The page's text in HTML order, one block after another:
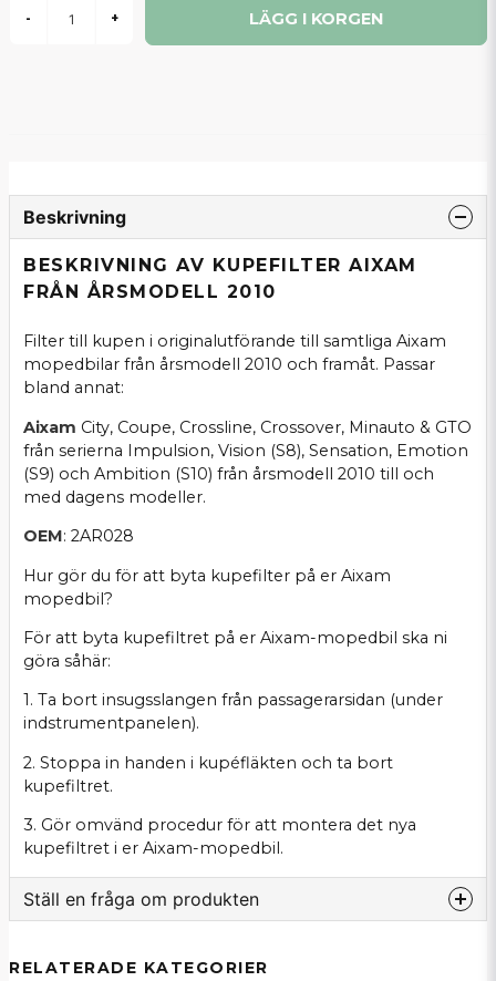
- + LÄGG I KORGEN
Beskrivning
BESKRIVNING AV KUPEFILTER AIXAM
FRÅN ÅRSMODELL 2010
Filter till kupen i originalutförande till samtliga Aixam
mopedbilar från årsmodell 2010 och framåt. Passar
bland annat:
Aixam City, Coupe, Crossline, Crossover, Minauto & GTO
från serierna Impulsion, Vision (S8), Sensation, Emotion
(S9) och Ambition (S10) från årsmodell 2010 till och
med dagens modeller.
OEM: 2AR028
Hur gör du för att byta kupefilter på er Aixam
mopedbil?
För att byta kupefiltret på er Aixam-mopedbil ska ni
göra såhär:
1. Ta bort insugsslangen från passagerarsidan (under
indstrumentpanelen).
2. Stoppa in handen i kupéfläkten och ta bort
kupefiltret.
3. Gör omvänd procedur för att montera det nya
kupefiltret i er Aixam-mopedbil.
Ställ en fråga om produkten
Fråga oss om denna produkt...
RELATERADE KATEGORIER